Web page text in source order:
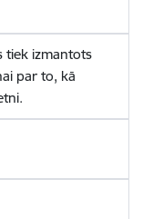
tiek izmantots
par to, kā